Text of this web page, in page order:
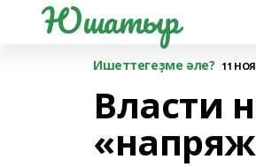
Юшатыр
Ишеттегеҙме әле? 11
Власти